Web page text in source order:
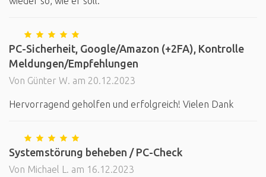
PC-Sicherheit, Google/Amazon (+2FA), Kontrolle
Meldungen/Empfehlungen
Von Günter W. am 20.12.2023
Hervorragend geholfen und erfolgreich! Vielen Dank
Systemstörung beheben / PC-Check
Von Michael L. am 16.12.2023